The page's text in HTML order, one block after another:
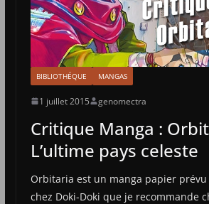
BIBLIOTHÉQUE MANGAS
1 juillet 2015 genomectra
Critique Manga :
L’ultime pays celeste
Orbitaria est un manga papier
chez Doki-Doki que je recommande